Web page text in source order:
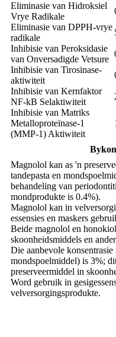
Eliminasie van Hidroksiel
Vrye Radikale
Eliminasie van DPPH-vrye
radikale
Inhibisie van Peroksidasie
van Onversadigde Vetsure
Inhibisie van Tirosinase-
aktiwiteit
Inhibisie van Kernfaktor
NF-kB Selaktiwiteit
Inhibisie van Matriks
Metalloproteïnase-1
(MMP-1) Aktiwiteit
Magnolol kan as 'n
tandepasta en
behandeling van
mondprodukte is 0.4%).
Magnolol kan in
essensies en maskers
Beide magnolol en
skoonheidsmiddels en
Die aanbevole
mondspoelmiddel) is 3%;
preserveermiddel in
Word gebruik in
velversorgingsprodukte.